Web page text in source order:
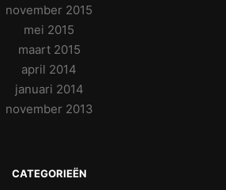
november 2015
mei 2015
maart 2015
april 2014
januari 2014
november 2013
CATEGORIEËN